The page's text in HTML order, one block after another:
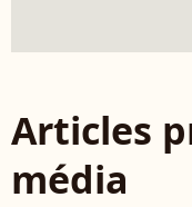
Articles
média